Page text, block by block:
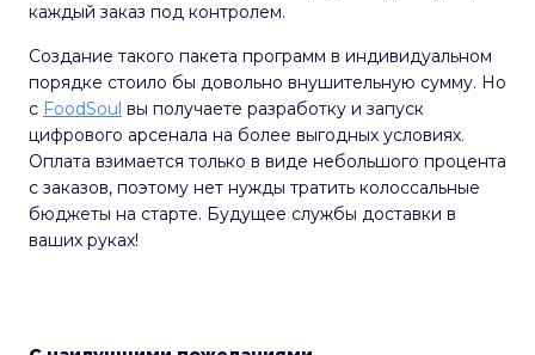
каждый заказ под контролем.
Создание такого пакета программ в индивидуальном
порядке стоило бы довольно внушительную сумму. Но
с FoodSoul вы получаете разработку и запуск
цифрового арсенала на более выгодных условиях.
Оплата взимается только в виде небольшого процента
с заказов, поэтому нет нужды тратить колоссальные
бюджеты на старте. Будущее службы доставки в
ваших руках!